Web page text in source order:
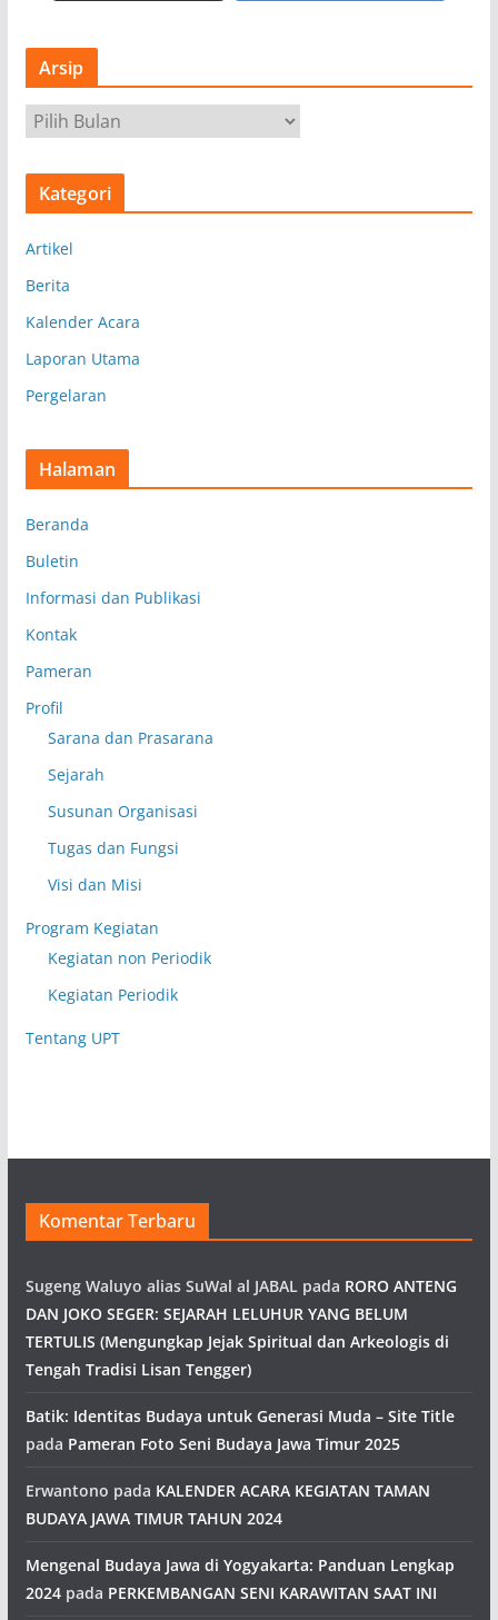
Arsip
r
s
Kategori
Artikel
Berita
Kalender Acara
Laporan Utama
Pergelaran
Halaman
Beranda
Buletin
Informasi dan Publikasi
Kontak
Pameran
Profil
Sarana dan Prasarana
Sejarah
Susunan Organisasi
Tugas dan Fungsi
Visi dan Misi
Program Kegiatan
Kegiatan non Periodik
Kegiatan Periodik
Tentang UPT
Komentar Terbaru
Sugeng Waluyo alias SuWal al JABAL pada RORO ANTENG
DAN JOKO SEGER: SEJARAH LELUHUR YANG BELUM
TERTULIS (Mengungkap Jejak Spiritual dan Arkeologis di
Tengah Tradisi Lisan Tengger)
Batik: Identitas Budaya untuk Generasi Muda – Site Title
pada Pameran Foto Seni Budaya Jawa Timur 2025
Erwantono pada KALENDER ACARA KEGIATAN TAMAN
BUDAYA JAWA TIMUR TAHUN 2024
Mengenal Budaya Jawa di Yogyakarta: Panduan Lengkap
2024pada PERKEMBANGAN SENI KARAWITAN SAAT INI